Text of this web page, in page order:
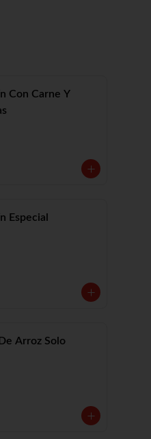
Con Carne Y
Especial
Arroz Solo